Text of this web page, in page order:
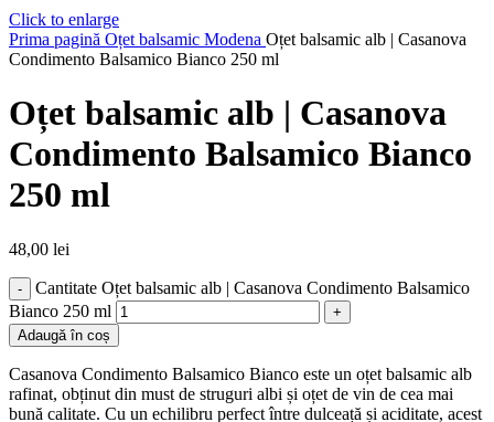
Click to enlarge
Prima pagină Oțet balsamic Modena Oțet balsamic alb | Casanova
Condimento Balsamico Bianco 250 ml
Oțet balsamic alb | Casanova
Condimento Balsamico Bianco
250 ml
48,00 lei
Cantitate Oțet balsamic alb | Casanova Condimento Balsamico
Bianco 250 ml
Adaugă în coș
Casanova Condimento Balsamico Bianco este un oțet balsamic alb
rafinat, obținut din must de struguri albi și oțet de vin de cea mai
bună calitate. Cu un echilibru perfect între dulceață și aciditate, acest